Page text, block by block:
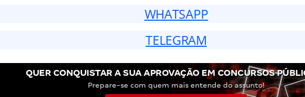
WHATSAPP
TELEGRAM
QUER CONQUISTAR A SUA APROVAÇÃO EM CONCURSOS
Prepare-se com quem mais entende do assunto!